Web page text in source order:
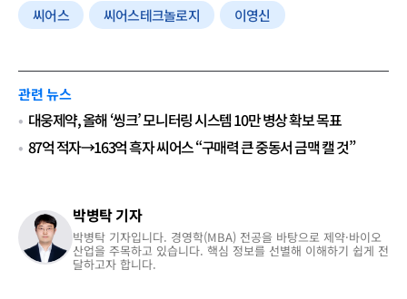
씨어스 씨어스테크놀로지 이영신
관련 뉴스
대웅제약, 올해 ‘씽크’ 모니터링 시스템 10만 병상 확보 목표
87억 적자→163억 흑자 씨어스 “구매력 큰 중동서 금맥 캘 것”
박병탁 기자
박병탁 기자입니다. 경영학(MBA) 전공을 바탕으로 제약·바이오
산업을 주목하고 있습니다. 핵심 정보를 선별해 이해하기 쉽게 전
달하고자 합니다.